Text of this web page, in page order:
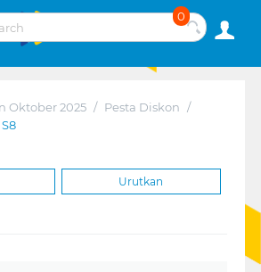
0
Oktober 2025 / Pesta Diskon /
Urutkan